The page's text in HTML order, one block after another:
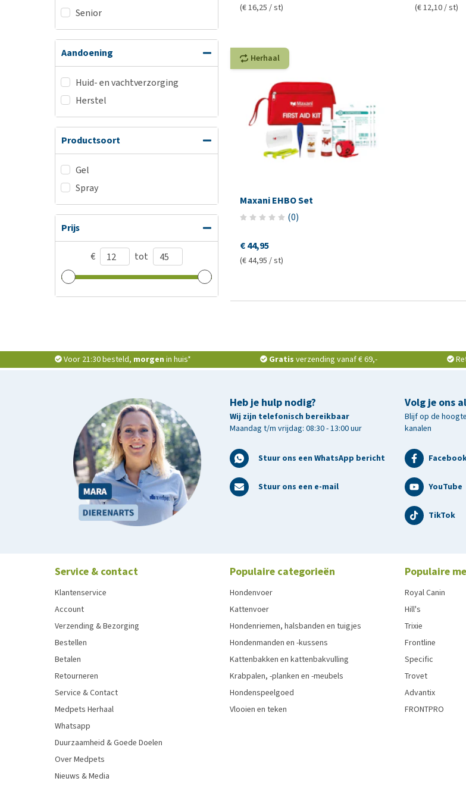
Senior
Aandoening
Huid- en vachtverzorging
Herstel
Productsoort
Gel
Spray
Prijs
€ tot
(€ 16,25 / st) (€ 12,10 / st)
Herhaal
Maxani EHBO Set
(0)
€ 44,95
(€ 44,95 / st)
Voor 21:30 besteld, morgen in huis* Gratis verzending vanaf € 69,-
Heb je hulp nodig?
Wij zijn telefonisch bereikbaar
Maandag t/m vrijdag: 08:30 - 13:00 uur
Stuur ons een WhatsApp bericht
Stuur ons een e-mail
Volg je ons
Blijf op de
kanalen
YouTube
TikTok
Service & contact
Klantenservice
Account
Verzending & Bezorging
Bestellen
Betalen
Retourneren
Service & Contact
Medpets Herhaal
Whatsapp
Duurzaamheid & Goede Doelen
Over Medpets
Nieuws & Media
Populaire categorieën
Hondenvoer
Kattenvoer
Hondenriemen, halsbanden en tuigjes
Hondenmanden en -kussens
Kattenbakken en kattenbakvulling
Krabpalen, -planken en -meubels
Hondenspeelgoed
Vlooien en teken
Populaire
Royal Canin
Hill's
Trixie
Frontline
Specific
Trovet
Advantix
FRONTPRO